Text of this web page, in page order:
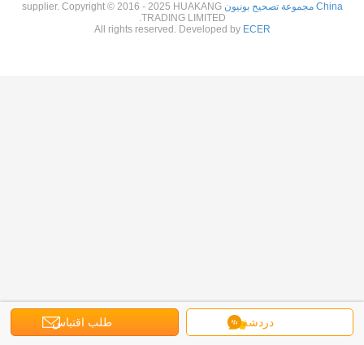
دردشة طلب اقتباس
China مجموعة تصحيح بونيون
supplier. Copyright © 2016 - 2025 HUAKANG
TRADING LIMITED.
All rights reserved. Developed by ECER